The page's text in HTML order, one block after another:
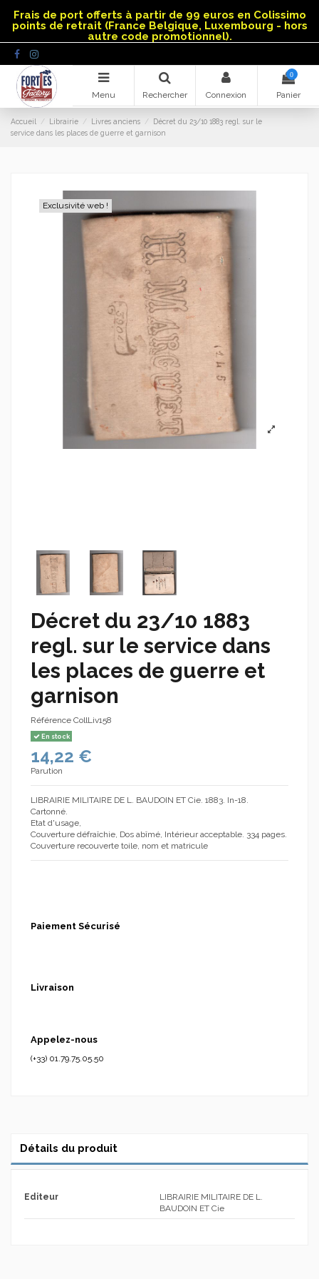
Frais de port offerts à partir de 99 euros en Colissimo
points de retrait (France Belgique, Luxembourg - hors
autre code promotionnel).
Menu Rechercher Connexion
0
Panier
Accueil Librairie Livres anciens
Décret du 23/10 1883 regl. sur le
service dans les places de guerre et garnison
Exclusivité web !
Décret du 23/10 1883
regl. sur le service dans
les places de guerre et
garnison
Référence CollLiv158
En stock
14,22 €
Parution
LIBRAIRIE MILITAIRE DE L. BAUDOIN ET Cie. 1883. In-18.
Cartonné.
Etat d'usage,
Couverture défraîchie, Dos abîmé, Intérieur acceptable. 334 pages.
Couverture recouverte toile, nom et matricule
Paiement Sécurisé
Livraison
Appelez-nous
(+33) 01.79.75.05.50
Détails du produit
Editeur
LIBRAIRIE MILITAIRE DE L.
BAUDOIN ET Cie